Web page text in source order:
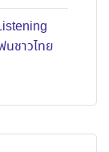
นชาวไทย